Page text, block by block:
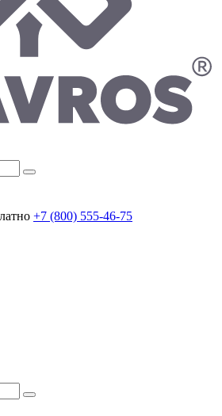
+7 (800) 555-46-75